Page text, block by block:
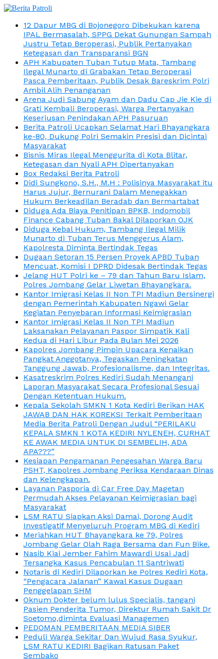
12 Dapur MBG di Bojonegoro Dibekukan karena
IPAL Bermasalah, SPPG Dekat Gunungan Sampah
Justru Tetap Beroperasi, Publik Pertanyakan
Ketegasan dan Transparansi BGN
APH Kabupaten Tuban Tutup Mata, Tambang
Ilegal Munarto di Grabakan Tetap Beroperasi
Pasca Pemberitaan, Publik Desak Bareskrim Polri
Ambil Alih Penanganan
Arena Judi Sabung Ayam dan Dadu Cap Jie Kie di
Grati Kembali Beroperasi, Warga Pertanyakan
Keseriusan Penindakan APH Pasuruan
Berita Patroli Ucapkan Selamat Hari Bhayangkara
ke-80, Dukung Polri Semakin Presisi dan Dicintai
Masyarakat
Bisnis Miras Ilegal Menggurita di Kota Blitar,
Ketegasan dan Nyali APH Dipertanyakan
Box Redaksi Berita Patroli
Didi Sungkono, S.H., M.H : Polisinya Masyarakat itu
Harus Jujur, Bernurani Dalam Menegakkan
Hukum Berkeadilan Beradab dan Bermartabat
Diduga Ada Biaya Penitipan BPKB, Indomobil
Finance Cabang Tuban Bakal Dilaporkan OJK
Diduga Kebal Hukum, Tambang Ilegal Milik
Munarto di Tuban Terus Menggerus Alam,
Kapolresta Diminta Bertindak Tegas
Dugaan Setoran 15 Persen Proyek APBD Tuban
Mencuat, Komisi I DPRD Didesak Bertindak Tegas
Jelang HUT Polri ke – 79 dan Tahun Baru Islam,
Polres Jombang Gelar Liwetan Bhayangkara.
Kantor Imigrasi Kelas II Non TPI Madiun Bersinergi
dengan Pemerintah Kabupaten Ngawi Gelar
Kegiatan Penyebaran Informasi Keimigrasian
Kantor Imigrasi Kelas II Non TPI Madiun
Laksanakan Pelayanan Paspor Simpatik Kali
Kedua di Hari Libur Pada Bulan Mei 2026
Kapolres Jombang Pimpin Upacara Kenaikan
Pangkat Anggotanya, Tegaskan Peningkatan
Tanggung Jawab, Profesionalisme, dan Integritas.
Kasatreskrim Polres Kediri Sudah Menangani
Laporan Masyarakat Secara Profesional Sesuai
Dengan Ketentuan Hukum.
Kepala Sekolah SMKN 1 Kota Kediri Berikan HAK
JAWAB DAN HAK KOREKSI Terkait Pemberitaan
Media Berita Patroli Dengan Judul “PERILAKU
KEPALA SMKN 1 KOTA KEDIRI NYLENEH, CURHAT
KE AWAK MEDIA UNTUK DI SEMBELIH, ADA
APA???”
Kesiapan Pengamanan Pengesahan Warga Baru
PSHT, Kapolres Jombang Periksa Kendaraan Dinas
dan Kelengkapan.
Layanan Pasporia di Car Free Day Magetan
Permudah Akses Pelayanan Keimigrasian bagi
Masyarakat
LSM RATU Siapkan Aksi Damai, Dorong Audit
Investigatif Menyeluruh Program MBG di Kediri
Meriahkan HUT Bhayangkara ke 79, Polres
Jombang Gelar Olah Raga Bersama dan Fun Bike.
Nasib Kiai Jember Fahim Mawardi Usai Jadi
Tersangka Kasus Pencabulan 11 Santriwati
Notaris di Kediri Dilaporkan ke Polres Kediri Kota,
“Pengacara Jalanan” Kawal Kasus Dugaan
Penggelapan SHM
Oknum Dokter belum lulus Specialis, tangani
Pasien Penderita Tumor, Direktur Rumah Sakit Dr
Soetomo,diminta Evaluasi Managemen
PEDOMAN PEMBERITAAN MEDIA SIBER
Peduli Warga Sekitar Dan Wujud Rasa Syukur,
LSM RATU KEDIRI Bagikan Ratusan Paket
Sembako